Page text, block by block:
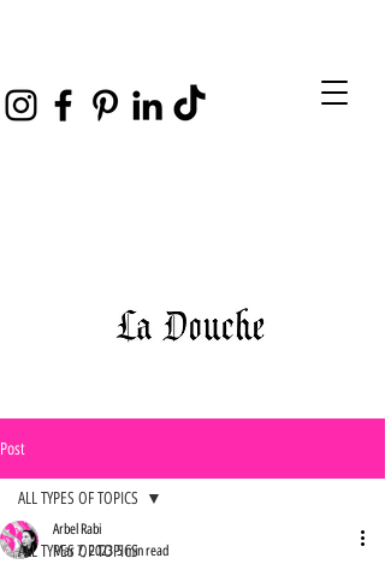
Post
ALL TYPES OF TOPICS
ALL TYPES OF TOPICS
Arbel Rabi
Mar 7, 2023 5 min read